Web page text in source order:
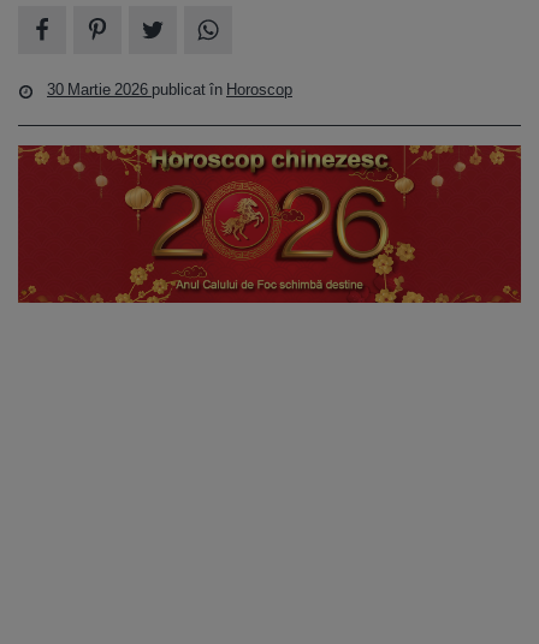
30 Martie 2026 publicat în Horoscop